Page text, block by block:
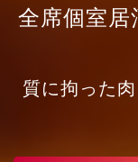
全席個室
質に拘った